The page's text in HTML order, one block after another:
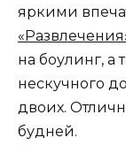
яркими
на боулинг, а
нескучного
двоих.
будней.